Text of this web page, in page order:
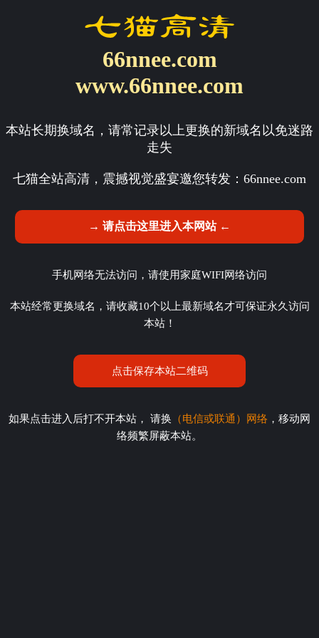
66nnee.com
www.66nnee.com
本站长期换域名，请常记录以上更换的新域名以免迷路
走失
七猫全站高清，震撼视觉盛宴邀您转发： 66nnee.com
→ 请点击这里进入本网站 ←
手机网络无法访问，请使用家庭WIFI网络访问
本站经常更换域名，请收藏10个以上最新域名才可保证永久访问
本站！
点击保存本站二维码
如果点击进入后打不开本站， 请换 （电信或联通）网络 ，移动网
络频繁屏蔽本站。